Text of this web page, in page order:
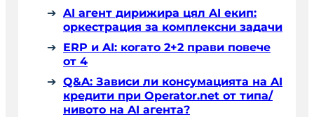
AI агент дирижира цял AI екип:
оркестрация за комплексни задачи
ERP и AI: когато 2+2 прави повече
от 4
Q&A: Зависи ли консумацията на AI
кредити при Operator.net от типа/
нивото на AI агента?